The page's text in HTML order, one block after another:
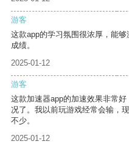
游客
这款app的学习氛围很浓厚，能
成绩。
2025-01-12
游客
这款加速器app的加速效果非常
况了。我以前玩游戏经常会输，
不少。
2025-01-12